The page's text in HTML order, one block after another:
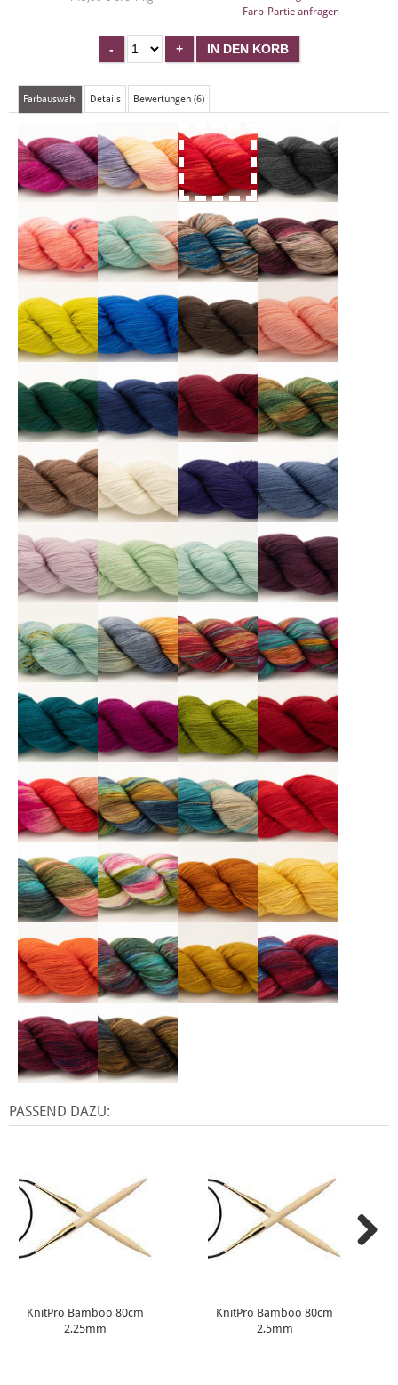
Farb-Partie anfragen
Farbauswahl Details Bewertungen (6)
PASSEND DAZU:
KnitPro Bamboo 80cm
2,25mm
KnitPro Bamboo 80cm
2,5mm